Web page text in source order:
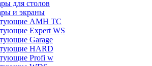
для столов
и экраны
AMH TC
Expert WS
Garage
HARD
Profi w